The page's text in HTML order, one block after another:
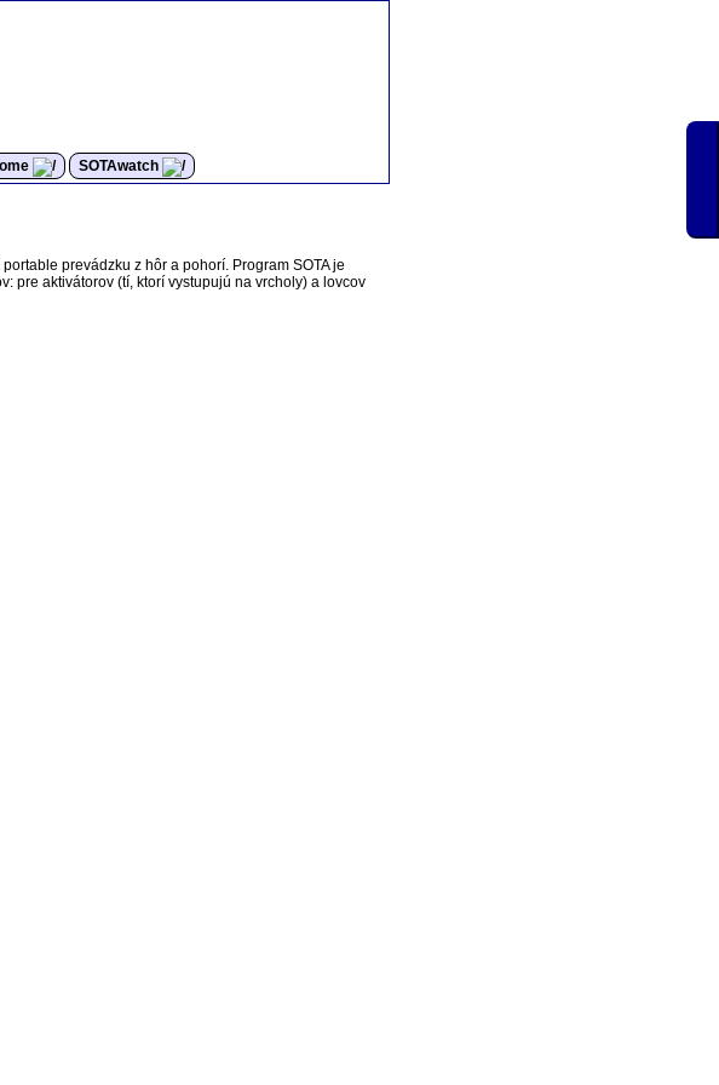
SOTAwatch
prevádzku z hôr a pohorí. Program SOTA je
pre aktivátorov (tí, ktorí vystupujú na vrcholy) a lovcov